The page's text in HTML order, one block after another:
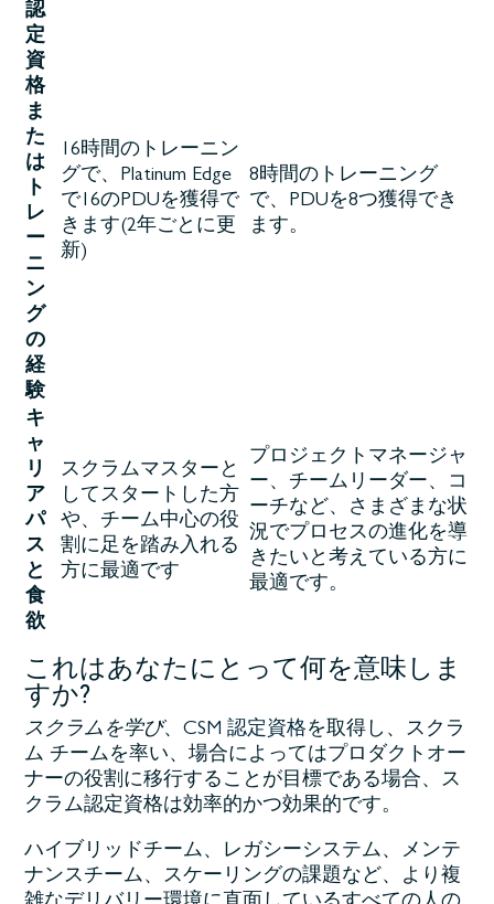
認
定
資
格
ま
た
は
ト
レ
ー
ニ
ン
グ
の
経
験
16時間のトレーニン
グで、Platinum Edge
で16のPDUを獲得で
きます(2年ごとに更
新)
8時間のトレーニング
で、PDUを8つ獲得でき
ます。
キ
ャ
リ
ア
パ
ス
と
食
欲
スクラムマスターと
してスタートした方
や、チーム中心の役
割に足を踏み入れる
方に最適です
プロジェクトマネージャ
ー、チームリーダー、コ
ーチなど、さまざまな状
況でプロセスの進化を導
きたいと考えている方に
最適です。
これはあなたにとって何を意味しま
すか?
スクラムを学び、CSM 認定資格を取得し 、スクラ
ム チームを率い、場合によってはプロダクトオー
ナーの役割に移行することが目標である場合、ス
クラム認定資格は効率的かつ効果的です。
ハイブリッドチーム、レガシーシステム、メンテ
ナンスチーム、スケーリングの課題など、より複